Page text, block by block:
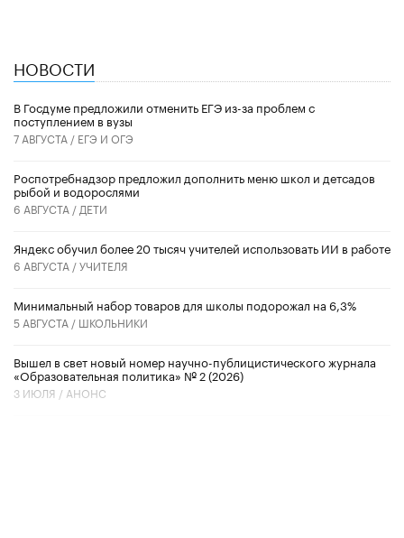
НОВОСТИ
В Госдуме предложили отменить ЕГЭ из-за проблем с
поступлением в вузы
7 АВГУСТА / ЕГЭ И ОГЭ
Роспотребнадзор предложил дополнить меню школ и детсадов
рыбой и водорослями
6 АВГУСТА / ДЕТИ
​Яндекс обучил более 20 тысяч учителей использовать ИИ в работе
6 АВГУСТА /УЧИТЕЛЯ
Минимальный набор товаров для школы подорожал на 6,3%
5 АВГУСТА / ШКОЛЬНИКИ
Вышел в свет новый номер научно-публицистического журнала
«Образовательная политика» № 2 (2026)
3 ИЮЛЯ / АНОНС